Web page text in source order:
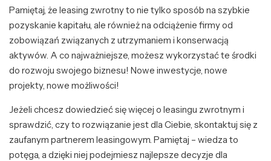
Pamiętaj, że leasing zwrotny to nie tylko sposób na szybkie
pozyskanie kapitału, ale również na odciążenie firmy od
zobowiązań związanych z utrzymaniem i konserwacją
aktywów. A co najważniejsze, możesz wykorzystać te środki
do rozwoju swojego biznesu! Nowe inwestycje, nowe
projekty, nowe możliwości!
Jeżeli chcesz dowiedzieć się więcej o leasingu zwrotnym i
sprawdzić, czy to rozwiązanie jest dla Ciebie, skontaktuj się z
zaufanym partnerem leasingowym. Pamiętaj – wiedza to
potęga, a dzięki niej podejmiesz najlepsze decyzje dla